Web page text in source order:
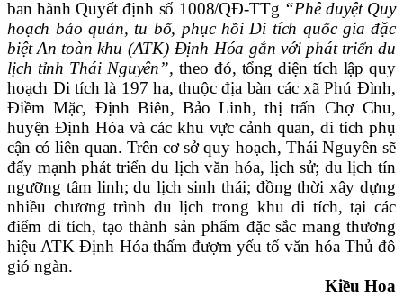
ban hành Quyết định số 1008/QĐ-TTg “Phê duyệt Quy
hoạch bảo quản, tu bổ, phục hồi Di tích quốc gia đặc
biệt An toàn khu (ATK) Định Hóa gắn với phát triển du
lịch tỉnh Thái Nguyên”, theo đó, tổng diện tích lập quy
hoạch Di tích là 197 ha, thuộc địa bàn các xã Phú Đình,
Điềm Mặc, Định Biên, Bảo Linh, thị trấn Chợ Chu,
huyện Định Hóa và các khu vực cảnh quan, di tích phụ
cận có liên quan.Trên cơ sở quy hoạch, Thái Nguyên sẽ
đẩy mạnh phát triển du lịch văn hóa, lịch sử; du lịch tín
ngưỡng tâm linh; du lịch sinh thái; đồng thời xây dựng
nhiều chương trình du lịch trong khu di tích, tại các
điểm di tích, tạo thành sản phẩm đặc sắc mang thương
hiệu ATK Định Hóa thấm đượm yếu tố văn hóa Thủ đô
gió ngàn.
Kiều Hoa